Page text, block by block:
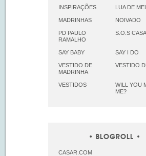
INSPIRAÇÕES LUA DE MEL
MADRINHAS NOIVADO
PD PAULO
RAMALHO
S.O.S
SAY BABY SAY I DO
VESTIDO DE
MADRINHA
VESTIDO
VESTIDOS
WILL YOU
ME?
BLOGROLL
CASAR.COM